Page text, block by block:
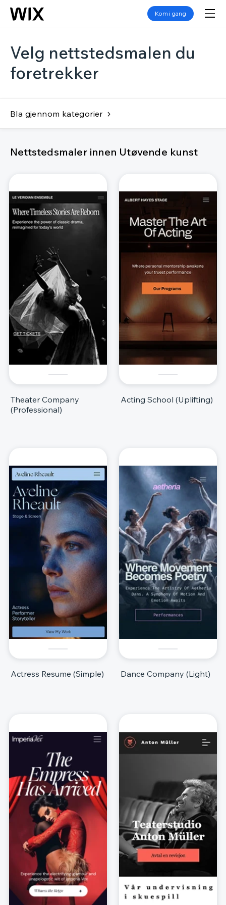
Kom i gang
Velg nettstedsmalen du
foretrekker
Bla gjennom kategorier
Nettstedsmaler innen Utøvende kunst
Theater Company
(Professional)
Acting School (Uplifting)
Actress Resume (Simple) Dance Company (Light)